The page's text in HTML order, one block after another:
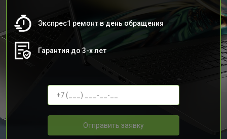
Экспрес1 ремонт в день обращения
Гарантия до 3-х лет
Отправить заявку